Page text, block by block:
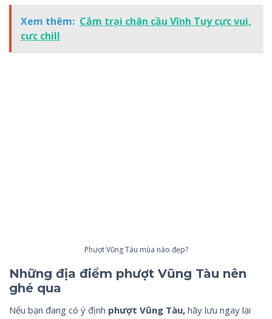
Xem thêm: Cắm trại chân cầu Vĩnh Tuy cực vui,
cực chill
Phượt Vũng Tàu mùa nào đẹp?
Những địa điểm phượt Vũng Tàu nên
ghé qua
Nếu bạn đang có ý định phượt Vũng Tàu, hãy lưu ngay lại